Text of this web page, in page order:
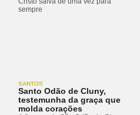
sempre
SANTOS
Santo Odão de Cluny,
testemunha da graça que
molda corações